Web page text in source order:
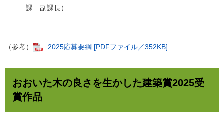
課 副課長）
（参考） 2025応募要綱 [PDFファイル／352KB]
おおいた木の良さを生かした建築賞2025受
賞作品